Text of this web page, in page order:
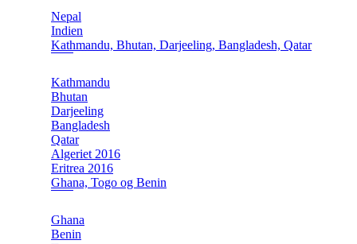
Nepal
Indien
Kathmandu, Bhutan, Darjeeling, Bangladesh, Qatar
Kathmandu
Bhutan
Darjeeling
Bangladesh
Qatar
Algeriet 2016
Eritrea 2016
Ghana, Togo og Benin
Ghana
Benin